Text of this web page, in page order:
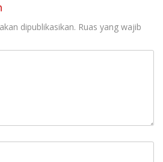
dipublikasikan. Ruas yang wajib